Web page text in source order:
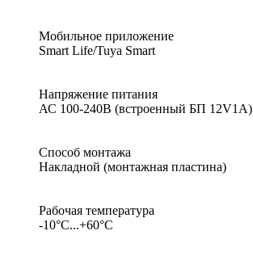
Мобильное приложение
Smart Life/Tuya Smart
Напряжение питания
АС 100-240В (встроенный БП 12V1A)
Способ монтажа
Накладной (монтажная пластина)
Рабочая температура
-10°С...+60°С